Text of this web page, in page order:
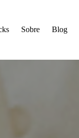
Sobre Blog